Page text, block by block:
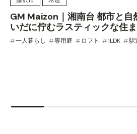
GM Maizon｜湘南台 都市と自
いだに佇むラスティックな住
一人暮らし 専用庭 ロフト 1LDK 駅